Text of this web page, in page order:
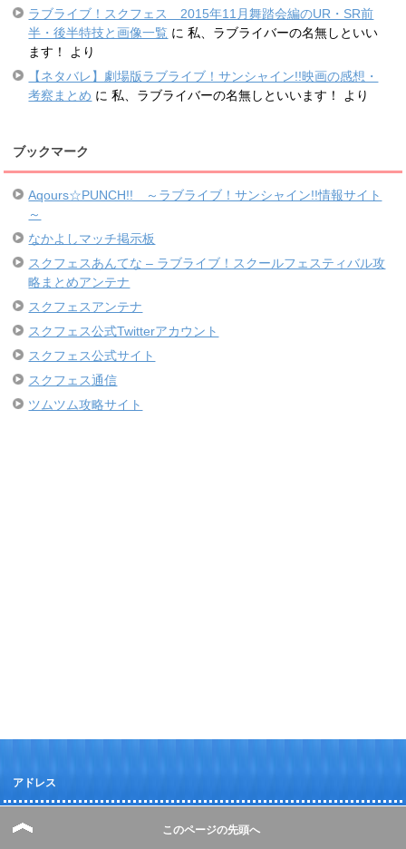
ラブライブ！スクフェス 2015年11月舞踏会編のUR・SR前
半・後半特技と画像一覧 に私、ラブライバーの名無しといい
ます！
より
【ネタバレ】劇場版ラブライブ！サンシャイン!!映画の感想・
考察まとめ に私、ラブライバーの名無しといいます！ より
ブックマーク
Aqours☆PUNCH!! ～ラブライブ！サンシャイン!!情報サイト
～
なかよしマッチ掲示板
スクフェスあんてな – ラブライブ！スクールフェスティバル攻
略まとめアンテナ
スクフェスアンテナ
スクフェス公式Twitterアカウント
スクフェス公式サイト
スクフェス通信
ツムツム攻略サイト
アドレス
このページの先頭へ